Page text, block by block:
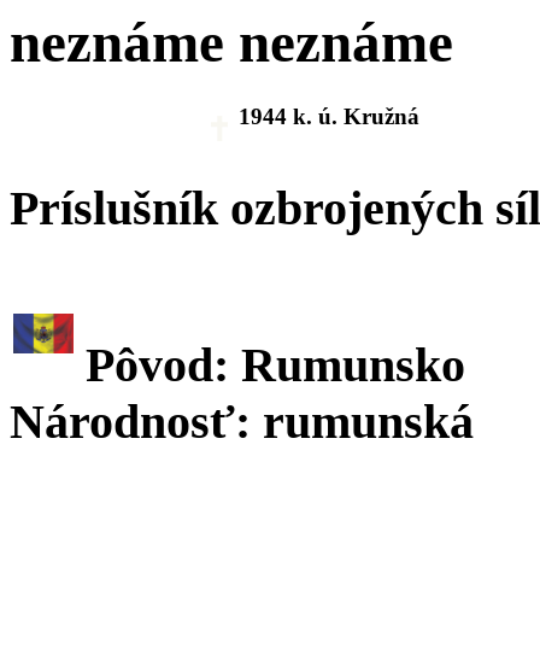
neznáme neznáme
1944 k. ú. Kružná
Príslušník ozbrojených síl
Pôvod: Rumunsko
Národnosť: rumunská